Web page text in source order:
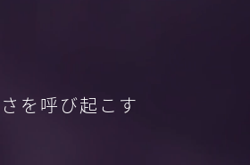
を呼び起こす